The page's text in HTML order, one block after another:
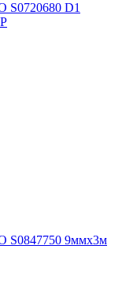
S0720680 D1
S0847750 9ммх3м